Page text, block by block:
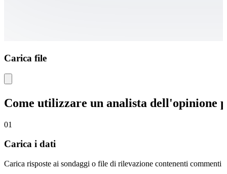
Carica file
Come utilizzare un analista dell'opinione
01
Carica i dati
Carica risposte ai sondaggi o file di rilevazione contenenti commenti